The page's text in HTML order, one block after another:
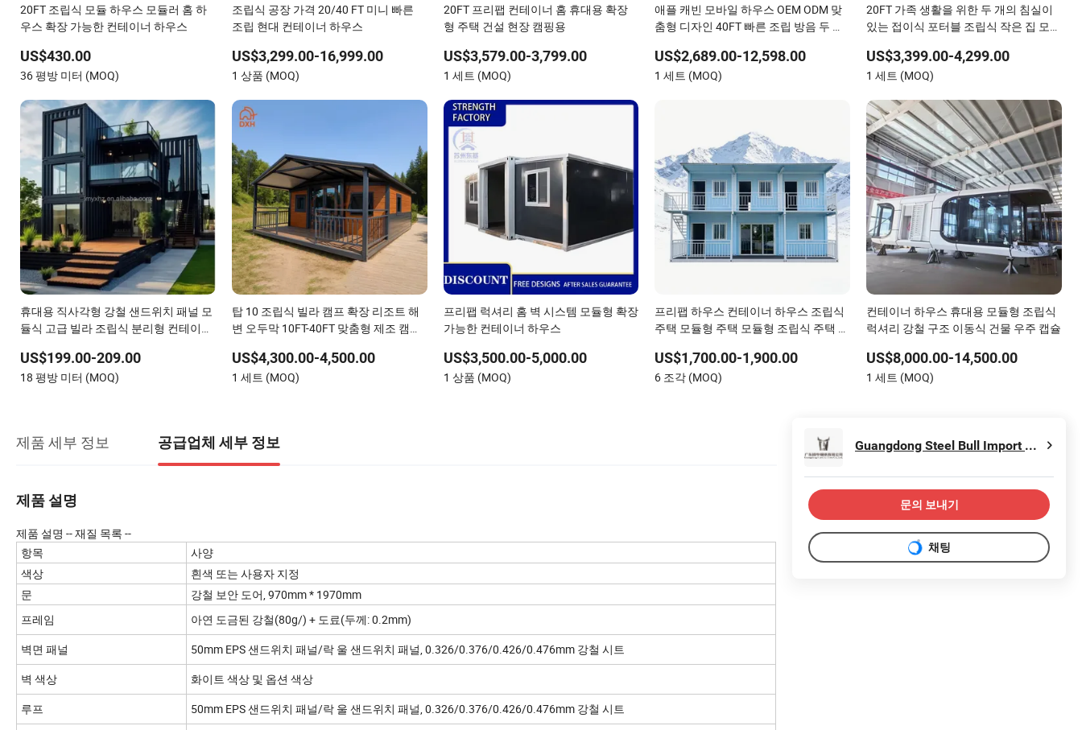
20FT 조립식 모듈 하우스 모듈러 홈 하
우스 확장 가능한 컨테이너 하우스
US$430.00
36 평방 미터 (MOQ)
조립식 공장 가격 20/40 FT 미니 빠른
조립 현대 컨테이너 하우스
US$3,299.00-16,999.00
1 상품 (MOQ)
20FT 프리팹 컨테이너 홈 휴대용 확장
형 주택 건설 현장 캠핑용
US$3,579.00-3,799.00
1 세트 (MOQ)
애플 캐빈 모바일 하우스 OEM ODM 맞
춤형 디자인 40FT 빠른 조립 방음 두 개
US$2,689.00-12,598.00
1 세트 (MOQ)
20FT 가족 생활을 위한 두 개의 침실이
있는 접이식 포터블 조립식 작은 집 모듈
US$3,399.00-4,299.00
1 세트 (MOQ)
휴대용 직사각형 강철 샌드위치 패널 모
듈식 고급 빌라 조립식 분리형 컨테이너
US$199.00-209.00
18 평방 미터 (MOQ)
탑 10 조립식 빌라 캠프 확장 리조트 해
변 오두막 10FT-40FT 맞춤형 제조 캠핑
컨테이너 하우스
US$4,300.00-4,500.00
1 세트 (MOQ)
프리팹 럭셔리 홈 벽 시스템 모듈형 확장
가능한 컨테이너 하우스
US$3,500.00-5,000.00
1 상품 (MOQ)
프리팹 하우스 컨테이너 하우스 조립식
주택 모듈형 주택 모듈형 조립식 주택 이
US$1,700.00-1,900.00
6 조각 (MOQ)
컨테이너 하우스 휴대용 모듈형 조립식
럭셔리 강철 구조 이동식 건물 우주 캡슐
US$8,000.00-14,500.00
1 세트 (MOQ)
제품 세부 정보 공급업체 세부 정보
제품 설명
제품 설명 -- 재질 목록 --
항목
사양
색상
흰색 또는 사용자 지정
문
강철 보안 도어, 970mm * 1970mm
프레임
아연 도금된 강철(80g/) + 도료(두께: 0.2mm)
벽면 패널
50mm EPS 샌드위치 패널/락 울 샌드위치 패널, 0.326/0.376/0.426/0.476mm 강철 시트
벽 색상
화이트 색상 및 옵션 색상
루프
50mm EPS 샌드위치 패널/락 울 샌드위치 패널, 0.326/0.376/0.426/0.476mm 강철 시트
Guangdong Steel Bull Import and Export Co., Ltd.
문의 보내기
채팅